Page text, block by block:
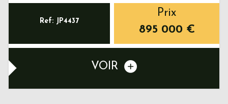
Ref: JP4437
Prix
895 000 €
VOIR